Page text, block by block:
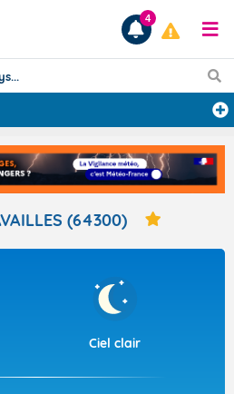
Prévisions
RÉSULTATS
Articles
4
(64300)
Ciel clair